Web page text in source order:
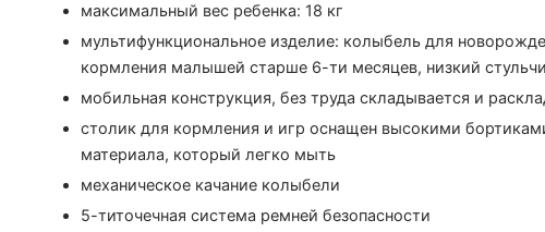
максимальный вес ребенка: 18 кг
мультифункциональное изделие: колыбель для
кормления малышей старше 6-ти месяцев, низкий
мобильная конструкция, без труда складывается и
столик для кормления и игр оснащен высокими
материала, который легко мыть
механическое качание колыбели
5-титочечная система ремней безопасности